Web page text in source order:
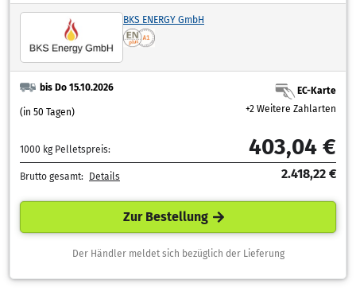
BKS ENERGY GmbH
bis Do 15.10.2026
(in 50 Tagen)
EC-Karte
+2 Weitere Zahlarten
1000 kg Pelletspreis: 403,04 €
Brutto gesamt: Details 2.418,22 €
Zur Bestellung
Der Händler meldet sich bezüglich der Lieferung